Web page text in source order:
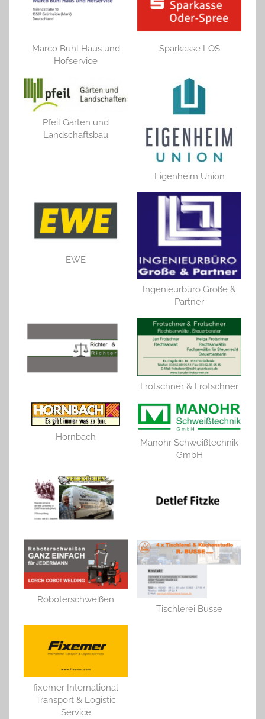
Marco Buhl Haus und
Hofservice
Sparkasse LOS
Pfeil Gärten und
Landschaftsbau
Eigenheim Union
EWE
Ingenieurbüro Große &
Partner
Frotschner & Frotschner
Hornbach
Manohr Schweißtechnik
GmbH
Roboterschweißen
Tischlerei Busse
fixemer International
Transport & Logistic
Service